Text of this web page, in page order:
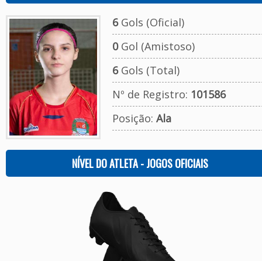
6Gols (Oficial)
0Gol (Amistoso)
6Gols (Total)
Nº de Registro: 101586
Posição: Ala
NÍVEL DO ATLETA - JOGOS OFICIAIS